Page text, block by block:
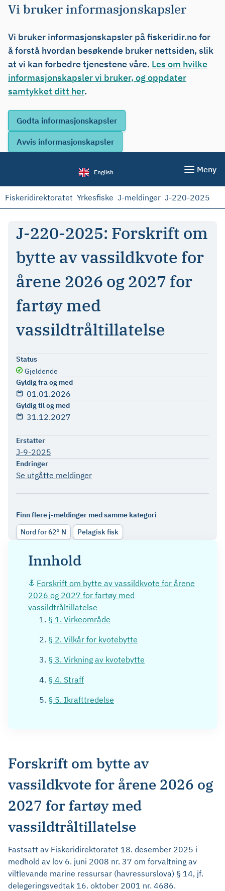
Vi bruker informasjonskapsler
Vi bruker informasjonskapsler på fiskeridir.no for
å forstå hvordan besøkende bruker nettsiden, slik
at vi kan forbedre tjenestene våre. Les om hvilke
informasjonskapsler vi bruker, og oppdater
samtykket ditt her.
English Meny
Fiskeridirektoratet Yrkesfiske J-meldinger J-220-2025
J-220-2025: Forskrift om
bytte av vassildkvote for
årene 2026 og 2027 for
fartøy med
vassildtråltillatelse
Status
Gjeldende
Gyldig fra og med
01.01.2026
Gyldig til og med
31.12.2027
Erstatter
J-9-2025
Endringer
Se utgåtte meldinger
Finn flere j-meldinger med samme kategori
Nord for 62° N
Pelagisk fisk
Innhold
Forskrift om bytte av vassildkvote for årene
2026 og 2027 for fartøy med
vassildtråltillatelse
§ 1. Virkeområde
§ 2. Vilkår for kvotebytte
§ 3. Virkning av kvotebytte
§ 4. Straff
§ 5. Ikrafttredelse
Forskrift om bytte av
vassildkvote for årene 2026 og
2027 for fartøy med
vassildtråltillatelse
Fastsatt av Fiskeridirektoratet 18. desember 2025 i
medhold av lov 6. juni 2008 nr. 37 om forvaltning av
viltlevande marine ressursar (havressurslova) § 14, jf.
delegeringsvedtak 16. oktober 2001 nr. 4686.